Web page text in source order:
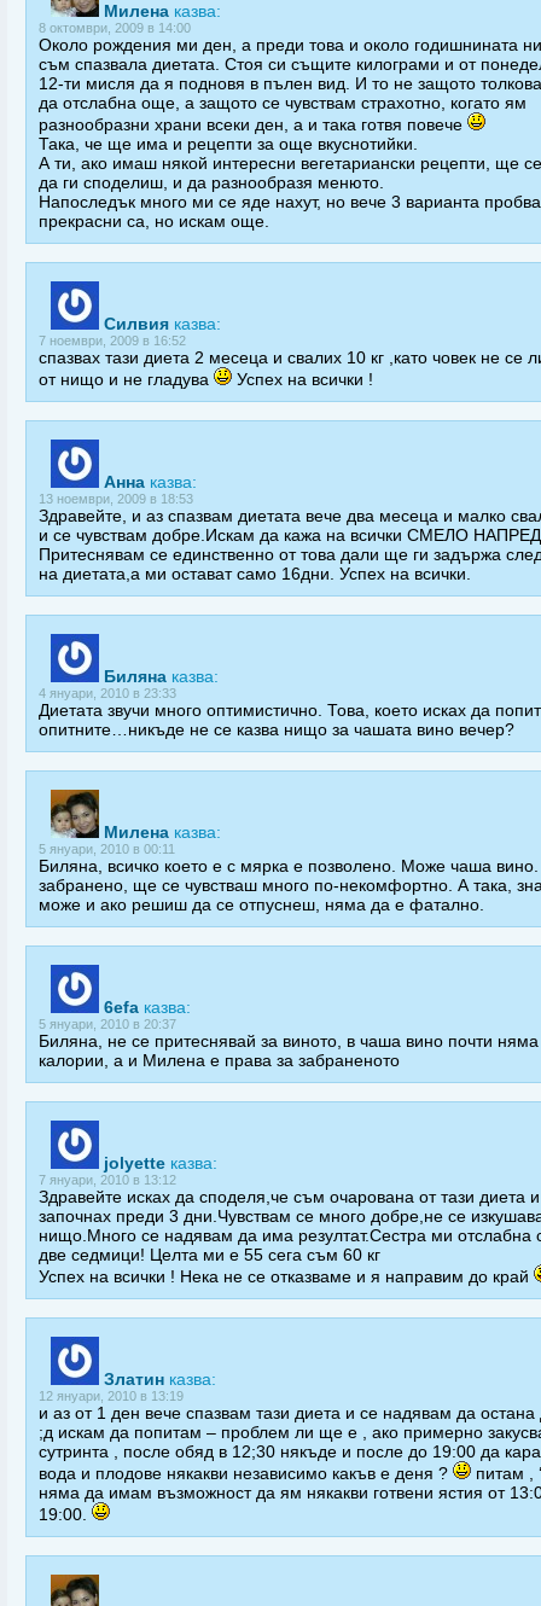
Милена казва:
8 октомври, 2009 в 14:00
Около рождения ми ден, а преди това и около годишнината
съм спазвала диетата. Стоя си същите килограми и от
12-ти мисля да я подновя в пълен вид. И то не защото
да отслабна още, а защото се чувствам страхотно, когато ям
разнообразни храни всеки ден, а и така готвя повече
Така, че ще има и рецепти за още вкуснотийки.
А ти, ако имаш някой интересни вегетариански рецепти, ще
да ги споделиш, и да разнообразя менюто.
Напоследък много ми се яде нахут, но вече 3 варианта
прекрасни са, но искам още.
Силвия казва:
7 ноември, 2009 в 16:52
спазвах тази диета 2 месеца и свалих 10 кг ,като човек не се
от нищо и не гладува
Успех на всички !
Анна казва:
13 ноември, 2009 в 18:53
Здравейте, и аз спазвам диетата вече два месеца и малко
и се чувствам добре.Искам да кажа на всички СМЕЛО
Притеснявам се единственно от това дали ще ги задържа
на диетата,а ми остават само 16дни. Успех на всички.
Биляна казва:
4 януари, 2010 в 23:33
Диетата звучи много оптимистично. Това, което исках да
опитните…никъде не се казва нищо за чашата вино вечер?
Милена казва:
5 януари, 2010 в 00:11
Биляна, всичко което е с мярка е позволено. Може чаша
забранено, ще се чувстваш много по-некомфортно. А така,
може и ако решиш да се отпуснеш, няма да е фатално.
6efa казва:
5 януари, 2010 в 20:37
Биляна, не се притеснявай за виното, в чаша вино почти няма
калории, а и Милена е права за забраненото
jolyette казва:
7 януари, 2010 в 13:12
Здравейте исках да споделя,че съм очарована от тази диета
започнах преди 3 дни.Чувствам се много добре,не се
нищо.Много се надявам да има резултат.Cестра ми отслабна
две седмици! Целта ми е 55 сега съм 60 кг
Успех на всички ! Нека не се отказваме и я направим до край
Златин казва:
12 януари, 2010 в 13:19
и аз от 1 ден вече спазвам тази диета и се надявам да остана
;д искам да попитам – проблем ли ще е , ако примерно
сутринта , после обяд в 12;30 някъде и после до 19:00 да
вода и плодове някакви независимо какъв е деня ?
питам ,
няма да имам възможност да ям някакви готвени ястия от
19:00.